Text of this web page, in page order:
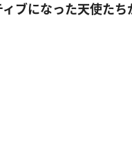
ブになった天使た